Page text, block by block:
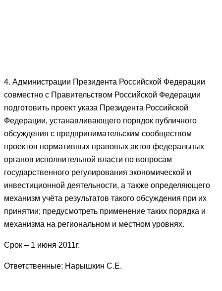
4. Администрации Президента Российской Федерации
совместно с Правительством Российской Федерации
подготовить проект указа Президента Российской
Федерации, устанавливающего порядок публичного
обсуждения с предпринимательским сообществом
проектов нормативных правовых актов федеральных
органов исполнительной власти по вопросам
государственного регулирования экономической и
инвестиционной деятельности, а также определяющего
механизм учёта результатов такого обсуждения при их
принятии; предусмотреть применение таких порядка и
механизма на региональном и местном уровнях.
Срок – 1 июня 2011г.
Ответственные: Нарышкин С.Е.